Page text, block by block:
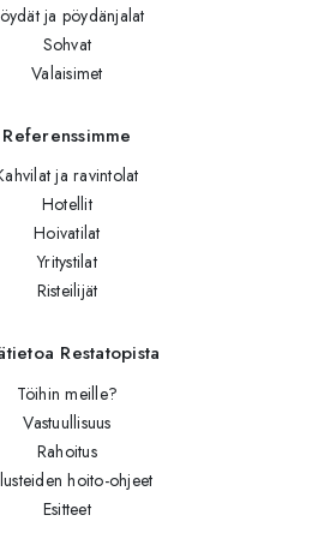
ja pöydänjalat
Sohvat
Valaisimet
Referenssimme
ja ravintolat
Hotellit
Hoivatilat
Yritystilat
Risteilijät
Restatopista
Töihin meille?
Vastuullisuus
Rahoitus
hoito-ohjeet
Esitteet